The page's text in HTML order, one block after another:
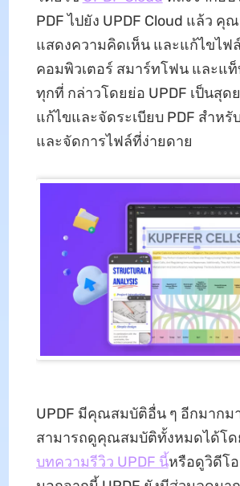
PDF ไปยัง UPDF Cloud แล้ว คุ
แสดงความคิดเห็น และแก้ไขไฟ
คอมพิวเตอร์ สมาร์ทโฟน และแท็
ทุกที่ กล่าวโดยย่อ UPDF เป็นสุด
แก้ไขและจัดระเบียบ PDF สําหรั
และจัดการไฟล์ที่ง่ายดาย
UPDF มีคุณสมบัติอื่น ๆ อีกมาก
สามารถดูคุณสมบัติทั้งหมดได้โด
บทความรีวิว UPDF นี้หรือดูวิดีโ